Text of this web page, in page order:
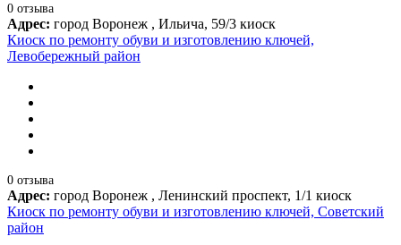
0 отзыва
Адрес: город Воронеж , Ильича, 59/3 киоск
Киоск по ремонту обуви и изготовлению ключей,
Левобережный район
0 отзыва
Адрес: город Воронеж , Ленинский проспект, 1/1 киоск
Киоск по ремонту обуви и изготовлению ключей, Советский
район